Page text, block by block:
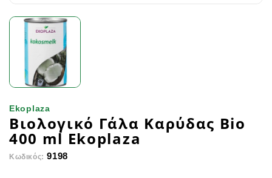
Ekoplaza
Βιολογικό Γάλα Καρύδας Βio
400 ml Ekoplaza
Κωδικός: 9198